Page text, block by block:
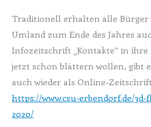
Traditionell erhalten alle Bürger
Umland zum Ende des Jahres
Infozeitschrift „Kontakte“ in ihre
jetzt schon blättern wollen, gibt
auch wieder als Online-
https://www.csu-erbendorf.de/
2020/